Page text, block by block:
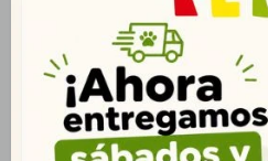
3.659
$ 2.644
$ 2.964